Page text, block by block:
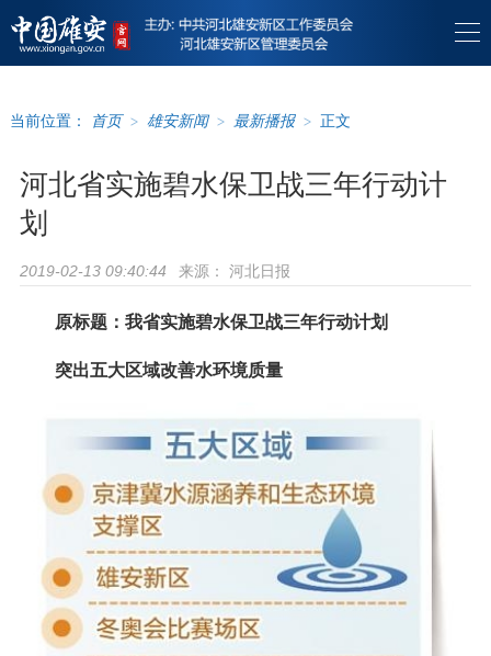
当前位置： 首页 > 雄安新闻 > 最新播报 > 正文
河北省实施碧水保卫战三年行动计
划
2019-02-13 09:40:44 来源： 河北日报
原标题：我省实施碧水保卫战三年行动计划
突出五大区域改善水环境质量